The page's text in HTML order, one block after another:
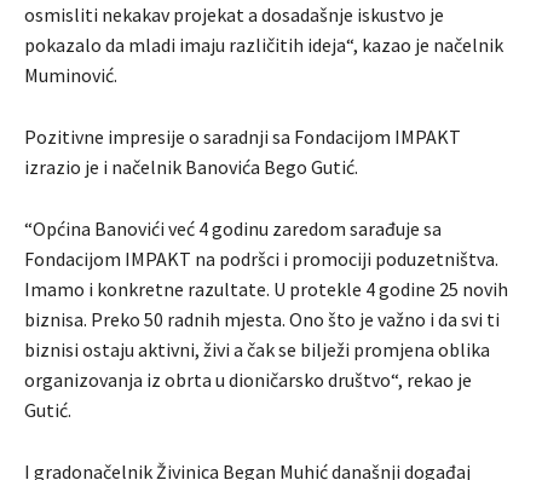
osmisliti nekakav projekat a dosadašnje iskustvo je
pokazalo da mladi imaju različitih ideja“, kazao je načelnik
Muminović.
Pozitivne impresije o saradnji sa Fondacijom IMPAKT
izrazio je i načelnik Banovića Bego Gutić.
“Općina Banovići već 4 godinu zaredom sarađuje sa
Fondacijom IMPAKT na podršci i promociji poduzetništva.
Imamo i konkretne razultate. U protekle 4 godine 25 novih
biznisa. Preko 50 radnih mjesta. Ono što je važno i da svi ti
biznisi ostaju aktivni, živi a čak se bilježi promjena oblika
organizovanja iz obrta u dioničarsko društvo“, rekao je
Gutić.
I gradonačelnik Živinica Began Muhić današnji događaj